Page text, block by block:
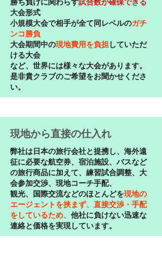
大会形式
小規模大会で相手が全て同レベルのガチ
ンコ勝負
大会期間中の現地費用を負担していただ
ける大会
など、世界には様々な大会があります。
​是非貴クラブのご希望をお聞かせくださ
い。
現地から直接の仕入れ
​弊社は日本の旅行会社と提携し、海外遠
征に必要な航空券、宿泊施設、バスなど
の旅行商品に加えて、練習試合調整、大
会参加交渉、現地コーチ手配、
観光、国際交流などのほとんどを現地の
エージェントを挟まず、直接交渉・手配
をしているため、 他社に負けない迅速な
連絡と価格を実現しています。